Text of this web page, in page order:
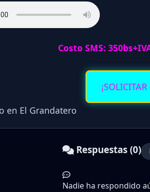
Costo SMS:
en El Grandatero
Respuestas (0)
Nadie ha respondido